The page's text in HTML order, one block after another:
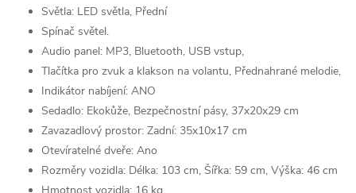
Světla: LED světla, Přední
Spínač světel.
Audio panel: MP3, Bluetooth, USB vstup,
Tlačítka pro zvuk a klakson na volantu, Přednahrané melodie,
Indikátor nabíjení: ANO
Sedadlo: Ekokůže, Bezpečnostní pásy, 37x20x29 cm
Zavazadlový prostor: Zadní: 35x10x17 cm
Otevíratelné dveře: Ano
Rozměry vozidla: Délka: 103 cm, Šířka: 59 cm, Výška: 46 cm